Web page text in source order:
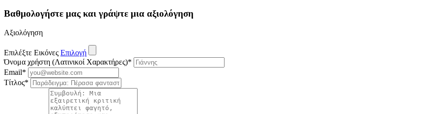
Βαθμολογήστε μας και γράψτε μια αξιολόγηση
Αξιολόγηση
Επιλέξτε Εικόνες Επιλογή
Όνομα χρήστη (Λατινικοί Χαρακτήρες)*
Email*
Τίτλος*